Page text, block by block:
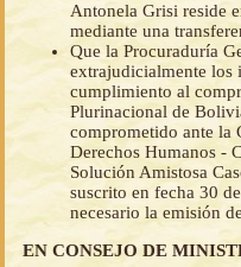
Antonela Grisi reside
mediante una
Que la Procuraduría
extrajudicialmente los
cumplimiento al
Plurinacional de
comprometido ante la
Derechos Humanos -
Solución Amistosa
suscrito en fecha 30
necesario la emisión
EN CONSEJO DE